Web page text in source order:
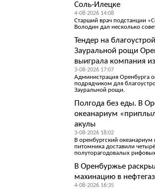
Соль-Илецке
4-08-2026 14:08
Старший врач подстанции
Володин дал несколько
Тендер на
Зауральной рощи
выиграла компания
3-08-2026 17:07
Администрация Оренбурга
подрядчиком для
Зауральной рощи.
Полгода без еды. В
океанариум
акулы
3-08-2026 18:02
В оренбургский океанариум
питомника доставили
полуторагодовалых
В Оренбуржье
махинацию в
4-08-2026 16:35